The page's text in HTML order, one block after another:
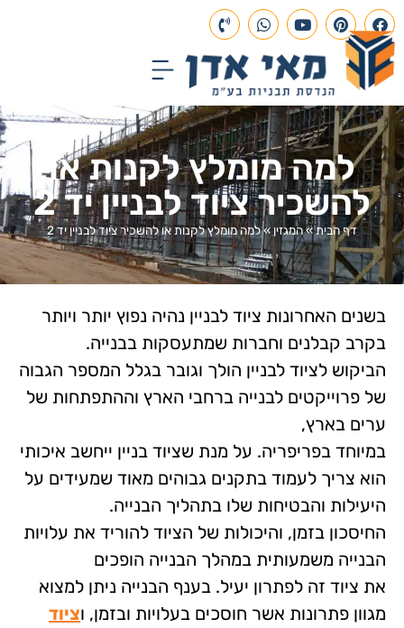
למה מומלץ לקנות או
להשכיר ציוד לבניין יד 2
דף הבית»המגזין»למה מומלץ לקנות או להשכיר ציוד לבניין יד 2
בשנים האחרונות ציוד לבניין נהיה נפוץ יותר ויותר
בקרב קבלנים וחברות שמתעסקות בבנייה.
הביקוש לציוד לבניין הולך וגובר בגלל המספר הגבוה
של פרוייקטים לבנייה ברחבי הארץ וההתפתחות של
ערים בארץ,
במיוחד בפריפריה. על מנת שציוד בניין ייחשב איכותי
הוא צריך לעמוד בתקנים גבוהים מאוד שמעידים על
היעילות והבטיחות שלו בתהליך הבנייה.
החיסכון בזמן, והיכולות של הציוד להוריד את עלויות
הבנייה משמעותית במהלך הבנייה הופכים
את ציוד זה לפתרון יעיל. בענף הבנייה ניתן למצוא
מגוון פתרונות אשר חוסכים בעלויות ובזמן, וציוד